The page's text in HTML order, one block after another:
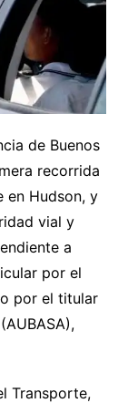
de Buenos
recorrida
en Hudson, y
vial y
a
por el
por el titular
Transporte,